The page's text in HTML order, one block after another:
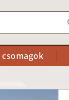
csomagok